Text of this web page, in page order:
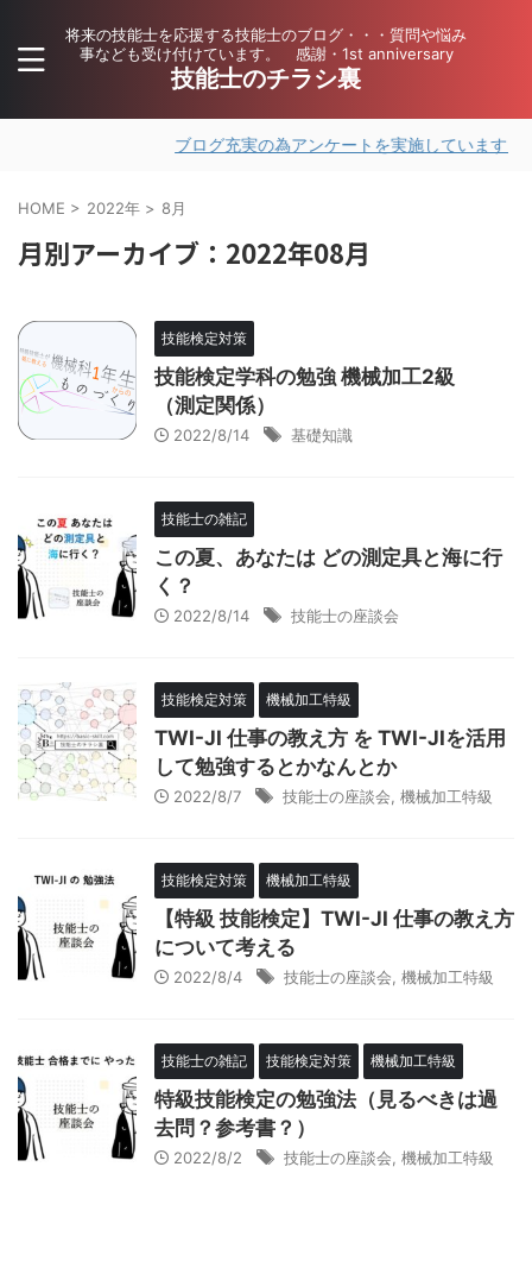
将来の技能士を応援する技能士のブログ・・・質問や悩み
事なども受け付けています。 感謝・1st anniversary
技能士のチラシ裏
ブログ充実の為アンケートを実施しています。ご
HOME > 2022年 > 8月
月別アーカイブ：2022年08月
技能検定対策
技能検定学科の勉強 機械加工2級
（測定関係）
2022/8/14 基礎知識
技能士の雑記
この夏、あなたは どの測定具と海に行
く？
2022/8/14 技能士の座談会
技能検定対策 機械加工特級
TWI-JI 仕事の教え方 を TWI-JIを活用
して勉強するとかなんとか
2022/8/7 技能士の座談会 機械加工特級
技能検定対策 機械加工特級
【特級 技能検定】TWI-JI 仕事の教え方
について考える
2022/8/4 技能士の座談会 機械加工特級
技能士の雑記 技能検定対策 機械加工特級
特級技能検定の勉強法（見るべきは過
去問？参考書？）
2022/8/2 技能士の座談会 機械加工特級